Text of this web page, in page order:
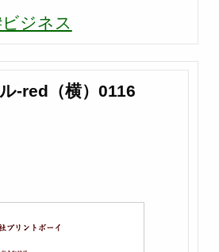
ジネス
-red（横）0116